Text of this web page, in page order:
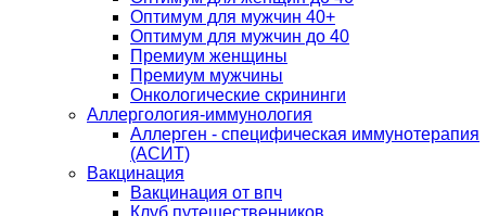
Оптимум для мужчин 40+
Оптимум для мужчин до 40
Премиум женщины
Премиум мужчины
Онкологические скрининги
Аллергология-иммунология
Аллерген - специфическая иммунотерапия
(АСИТ)
Вакцинация
Вакцинация от впч